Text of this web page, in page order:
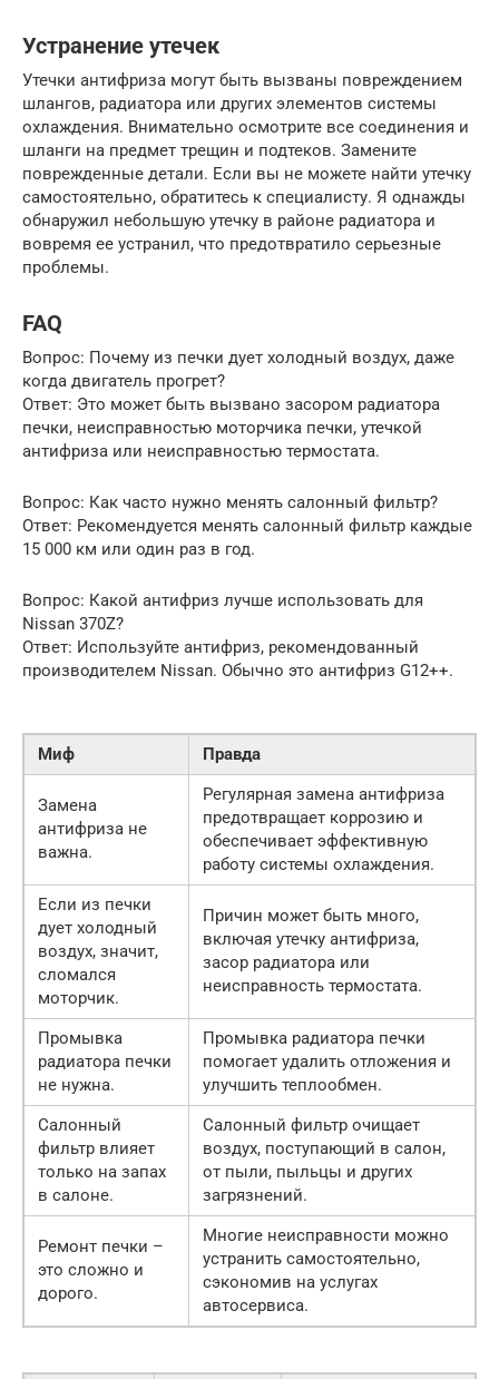
Устранение утечек
Утечки антифриза могут быть вызваны повреждением
шлангов, радиатора или других элементов системы
охлаждения. Внимательно осмотрите все соединения и
шланги на предмет трещин и подтеков. Замените
поврежденные детали. Если вы не можете найти утечку
самостоятельно, обратитесь к специалисту. Я однажды
обнаружил небольшую утечку в районе радиатора и
вовремя ее устранил, что предотвратило серьезные
проблемы.
FAQ
Вопрос: Почему из печки дует холодный воздух, даже
когда двигатель прогрет?
Ответ: Это может быть вызвано засором радиатора
печки, неисправностью моторчика печки, утечкой
антифриза или неисправностью термостата.
Вопрос: Как часто нужно менять салонный фильтр?
Ответ: Рекомендуется менять салонный фильтр каждые
15 000 км или один раз в год.
Вопрос: Какой антифриз лучше использовать для
Nissan 370Z?
Ответ: Используйте антифриз, рекомендованный
производителем Nissan. Обычно это антифриз G12++.
Миф Правда
Замена
антифриза не
важна.
Регулярная замена антифриза
предотвращает коррозию и
обеспечивает эффективную
работу системы охлаждения.
Если из печки
дует холодный
воздух, значит,
сломался
моторчик.
Причин может быть много,
включая утечку антифриза,
засор радиатора или
неисправность термостата.
Промывка
радиатора печки
не нужна.
Промывка радиатора печки
помогает удалить отложения и
улучшить теплообмен.
Салонный
фильтр влияет
только на запах
в салоне.
Салонный фильтр очищает
воздух, поступающий в салон,
от пыли, пыльцы и других
загрязнений.
Ремонт печки –
это сложно и
дорого.
Многие неисправности можно
устранить самостоятельно,
сэкономив на услугах
автосервиса.